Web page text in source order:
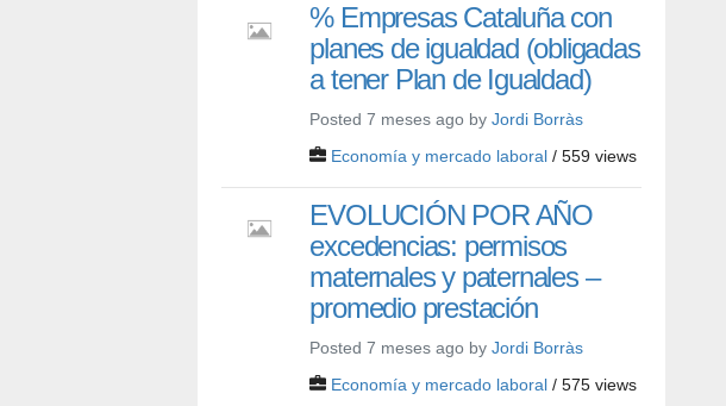
% Empresas Cataluña con
planes de igualdad (obligadas
a tener Plan de Igualdad)
Posted 7 meses ago byJordi Borràs
Economía y mercado laboral / 559 views
EVOLUCIÓN POR AÑO
excedencias: permisos
maternales y paternales –
promedio prestación
Posted 7 meses ago byJordi Borràs
Economía y mercado laboral / 575 views